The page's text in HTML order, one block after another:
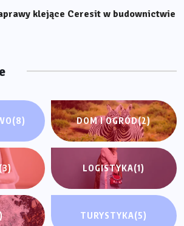
klejące Ceresit w budownictwie
(8) DOM I OGRÓD(2)
LOGISTYKA(1)
TURYSTYKA(5)